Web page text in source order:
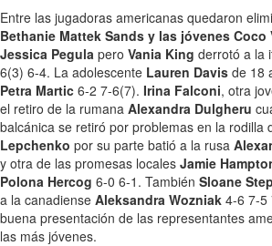
Entre las jugadoras americanas quedaron
Bethanie Mattek Sands y las jóvenes Coco
Jessica Pegula pero Vania King derrotó a la
6(3) 6-4. La adolescente Lauren Davis de 18
Petra Martic 6-2 7-6(7). Irina Falconi, otra
el retiro de la rumana Alexandra Dulgheru
balcánica se retiró por problemas en la rodilla
Lepchenko por su parte batió a la rusa
y otra de las promesas locales Jamie
Polona Hercog 6-0 6-1. También Sloane
a la canadiense Aleksandra Wozniak 4-6 7-5
buena presentación de las representantes
las más jóvenes.